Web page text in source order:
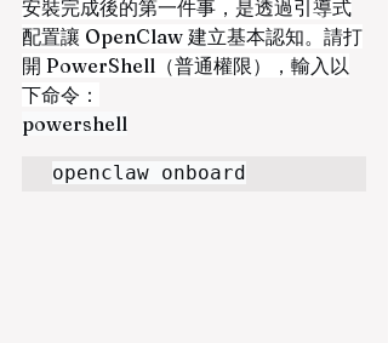
安裝完成後的第一件事，是透過引導式
配置讓 OpenClaw 建立基本認知。請打
開 PowerShell（普通權限），輸入以
下命令：
powershell
openclaw onboard